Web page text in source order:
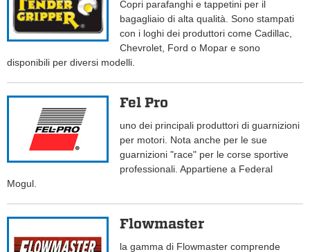
Copri parafanghi e tappetini per il
bagagliaio di alta qualità. Sono stampati
con i loghi dei produttori come Cadillac,
Chevrolet, Ford o Mopar e sono
disponibili per diversi modelli.
Fel Pro
uno dei principali produttori di guarnizioni
per motori. Nota anche per le sue
guarnizioni "race" per le corse sportive
professionali. Appartiene a Federal
Mogul.
Flowmaster
la gamma di Flowmaster comprende